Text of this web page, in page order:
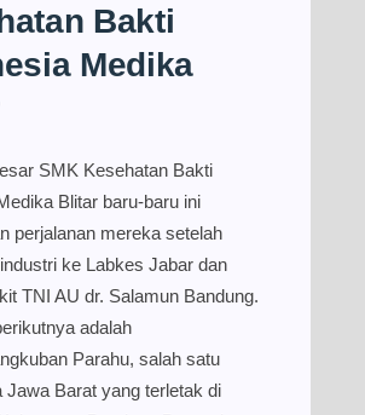
Bakti
Medika
SMK Kesehatan Bakti
Blitar baru-baru ini
perjalanan mereka setelah
ke Labkes Jabar dan
TNI AU dr. Salamun Bandung.
adalah
Parahu, salah satu
Jawa Barat yang terletak di